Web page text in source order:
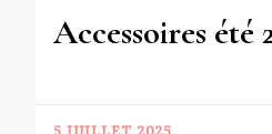
Accessoires été